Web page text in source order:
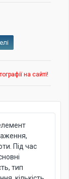
на сайті!
Під час
тип